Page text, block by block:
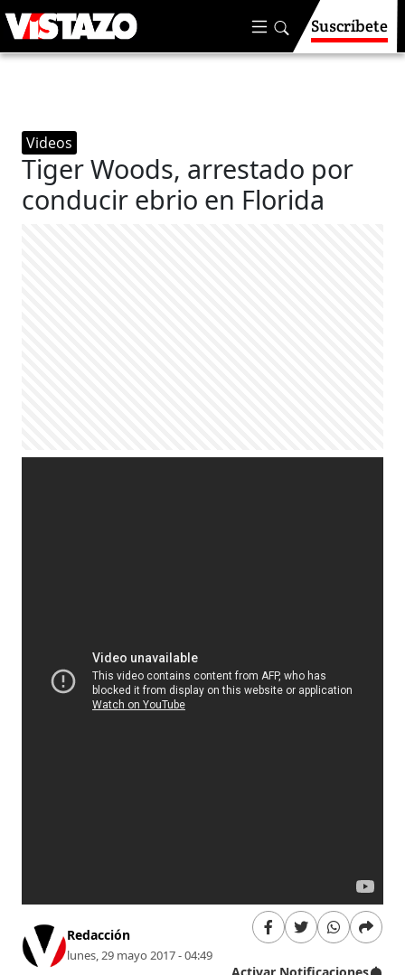
Suscríbete
Videos
Tiger Woods, arrestado por
conducir ebrio en Florida
Redacción
lunes, 29 mayo 2017 - 04:49